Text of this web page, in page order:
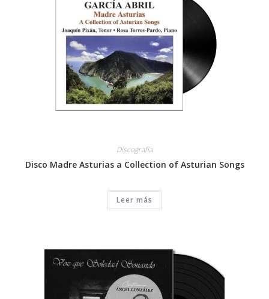
Discografía
Disco Madre Asturias a Collection of Asturian Songs
Leer más